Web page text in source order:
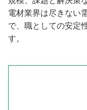
電材業界は尽きない
で、職としての安定
す。